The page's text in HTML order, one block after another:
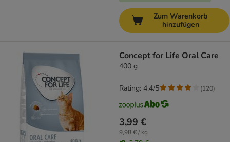
Zum Warenkorb
hinzufügen
Concept for Life Oral Care
400 g
3,99 €
9,98 € / kg
Rating: 4.4/5 (120)